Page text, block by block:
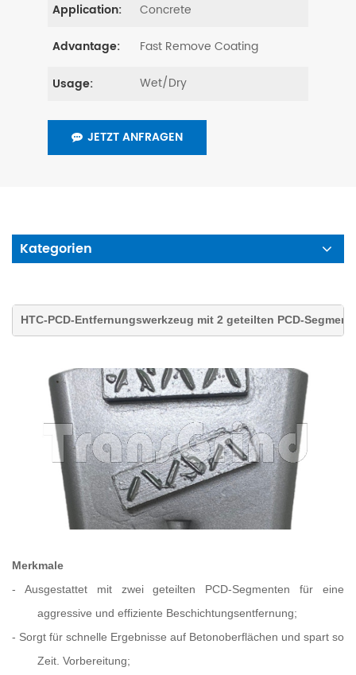
Application: Concrete
Advantage: Fast Remove Coating
Usage: Wet/Dry
JETZT ANFRAGEN
Kategorien
HTC-PCD-Entfernungswerkzeug mit 2 geteilten PCD-
Merkmale
- Ausgestattet mit zwei geteilten PCD-Segmenten für eine
aggressive und effiziente Beschichtungsentfernung;
- Sorgt für schnelle Ergebnisse auf Betonoberflächen und spart so
Zeit. Vorbereitung;